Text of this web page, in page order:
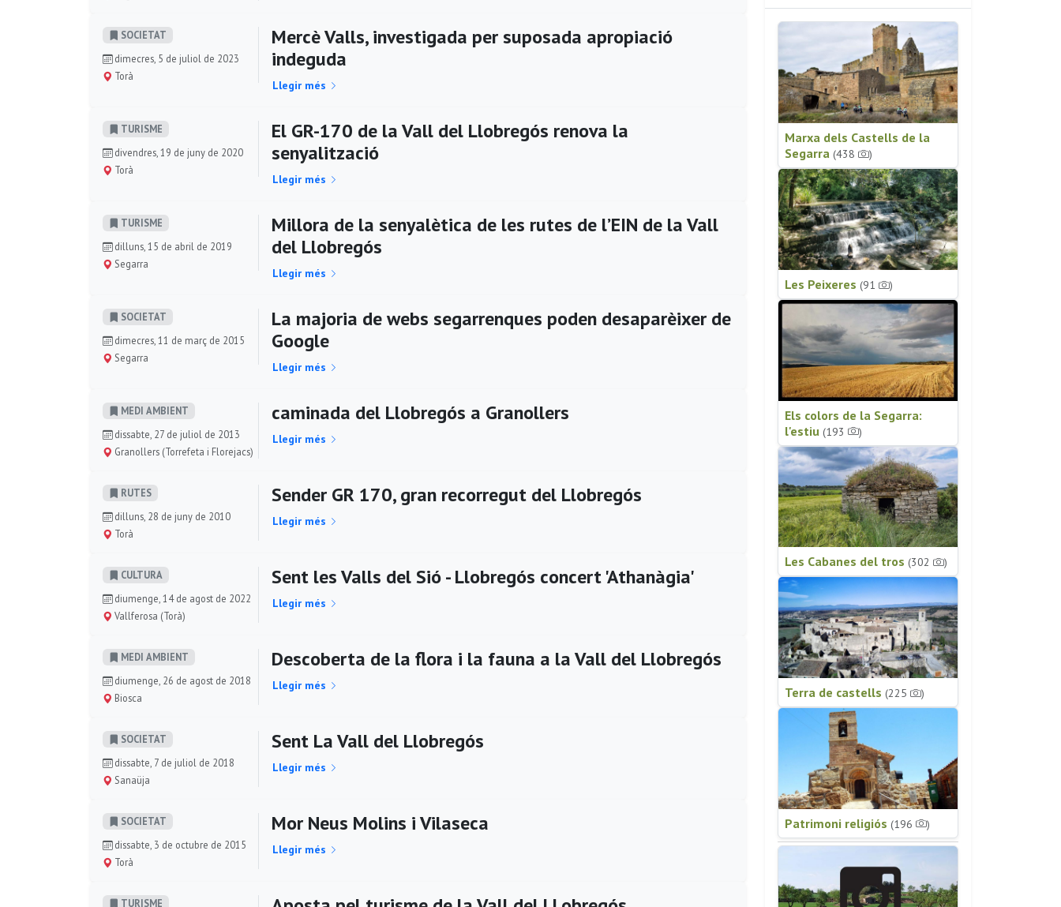
SOCIETAT
dimecres, 5 de juliol de 2023
Torà
Mercè Valls, investigada per suposada apropiació
indeguda
Llegir més
TURISME
divendres, 19 de juny de 2020
Torà
El GR-170 de la Vall del Llobregós renova la
senyalització
Llegir més
TURISME
dilluns, 15 de abril de 2019
Segarra
Millora de la senyalètica de les rutes de l’EIN de la Vall
del Llobregós
Llegir més
SOCIETAT
dimecres, 11 de març de 2015
Segarra
La majoria de webs segarrenques poden desaparèixer de
Google
Llegir més
MEDI AMBIENT
dissabte, 27 de juliol de 2013
Granollers (Torrefeta i Florejacs)
caminada del Llobregós a Granollers
Llegir més
RUTES
dilluns, 28 de juny de 2010
Torà
Sender GR 170, gran recorregut del Llobregós
Llegir més
CULTURA
diumenge, 14 de agost de 2022
Vallferosa (Torà)
Sent les Valls del Sió - Llobregós concert 'Athanàgia'
Llegir més
MEDI AMBIENT
diumenge, 26 de agost de 2018
Biosca
Descoberta de la flora i la fauna a la Vall del Llobregós
Llegir més
SOCIETAT
dissabte, 7 de juliol de 2018
Sanaüja
Sent La Vall del Llobregós
Llegir més
SOCIETAT
dissabte, 3 de octubre de 2015
Torà
Mor Neus Molins i Vilaseca
Llegir més
TURISME
Marxa dels Castells de la
Segarra (438 )
Les Peixeres (91 )
Els colors de la Segarra:
l'estiu (193 )
Les Cabanes del tros (302 )
Terra de castells (225 )
Patrimoni religiós (196 )